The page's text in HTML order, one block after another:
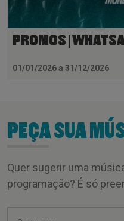
PROMOS |
01/01/2026 a 31/12/2026
PEÇA SUA
Quer sugerir uma
programação? É só